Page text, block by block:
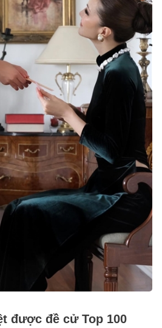
được đề cử Top 100